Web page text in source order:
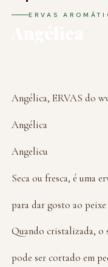
ERVAS
Angélica, ERVAS do
Angélica
Angelicu
Seca ou fresca, é uma
para dar gosto ao peixe
Quando cristalizada, o
pode ser cortado em